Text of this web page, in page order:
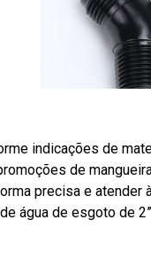
indicações de
de
precisa e
água de esgoto de